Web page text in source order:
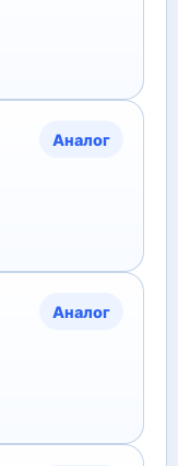
Аналог
Аналог